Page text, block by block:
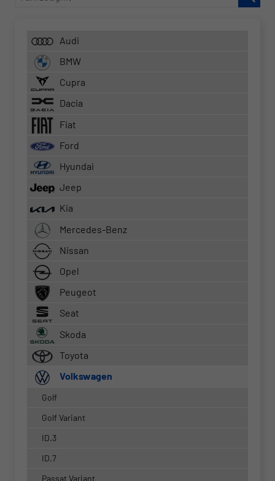
Audi
BMW
Cupra
Dacia
Fiat
Ford
Hyundai
Jeep
Kia
Mercedes-Benz
Nissan
Opel
Peugeot
Seat
Skoda
Toyota
Volkswagen
Golf
Golf Variant
ID.3
ID.7
Passat Variant